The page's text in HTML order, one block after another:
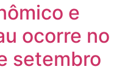
e
ocorre no
setembro